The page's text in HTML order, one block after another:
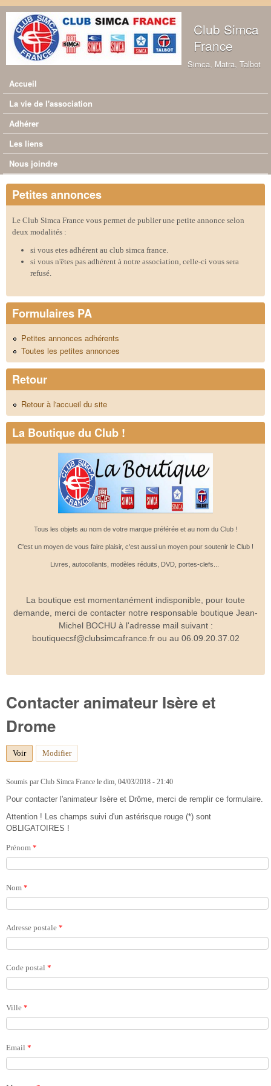
Aller au contenu principal
Club Simca
France
Simca, Matra, Talbot
Menu principal
Accueil
La vie de l'association
Adhérer
Les liens
Nous joindre
Petites annonces
Le Club Simca France vous permet de publier une petite annonce selon
deux modalités :
si vous etes adhérent au club simca france.
si vous n'êtes pas adhérent à notre association, celle-ci vous sera
refusé.
Formulaires PA
Petites annonces adhérents
Toutes les petites annonces
Retour
Retour à l'accueil du site
La Boutique du Club !
Tous les objets au nom de votre marque préférée et au nom du Club !
C'est un moyen de vous faire plaisir, c'est aussi un moyen pour soutenir le Club !
Livres, autocollants, modèles réduits, DVD, portes-clefs...
La boutique est momentanément indisponible, pour toute
demande, merci de contacter notre responsable boutique Jean-
Michel BOCHU à l'adresse mail suivant :
boutiquecsf@clubsimcafrance.fr ou au 06.09.20.37.02
Contacter animateur Isère et
Drome
Voir(onglet actif)
Modifier
Soumis par Club Simca France le dim, 04/03/2018 - 21:40
Pour contacter l'animateur Isère et Drôme, merci de remplir ce formulaire.
Attention ! Les champs suivi d'un astérisque rouge (*) sont
OBLIGATOIRES !
Prénom *
Nom *
Adresse postale *
Code postal *
Ville *
Email *